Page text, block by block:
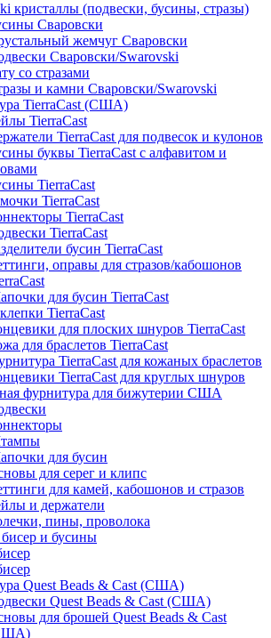
кристаллы (подвески, бусины, стразы)
Сваровски
жемчуг Сваровски
Сваровски/Swarovski
со стразами
и камни Сваровски/Swarovski
TierraCast (США)
TierraCast
TierraCast для подвесок и кулонов
буквы TierraCast с алфавитом и
TierraCast
TierraCast
TierraCast
TierraCast
бусин TierraCast
оправы для стразов/кабошонов
для бусин TierraCast
TierraCast
для плоских шнуров TierraCast
для браслетов TierraCast
TierraCast для кожаных браслетов
TierraCast для круглых шнуров
фурнитура для бижутерии США
для бусин
для серег и клипс
для камей, кабошонов и стразов
и держатели
пины, проволока
бисер и бусины
Quest Beads & Cast (США)
Quest Beads & Cast (США)
для брошей Quest Beads & Cast